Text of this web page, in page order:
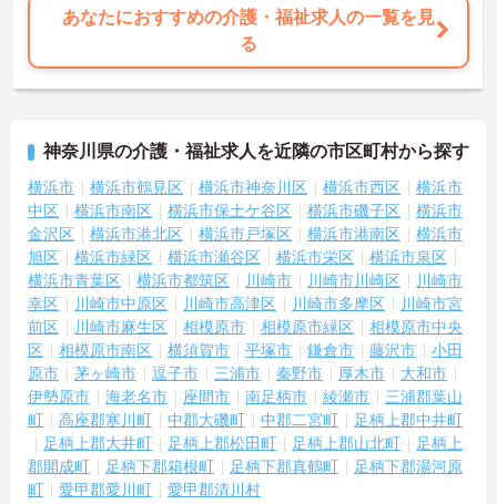
あなたにおすすめの介護・福祉求人の一覧を見
る
神奈川県の介護・福祉求人を近隣の市区町村から探す
横浜市 横浜市鶴見区 横浜市神奈川区 横浜市西区
横浜市
中区
横浜市南区 横浜市保土ケ谷区 横浜市磯子区
横浜市
金沢区
横浜市港北区 横浜市戸塚区 横浜市港南区
横浜市
旭区
横浜市緑区 横浜市瀬谷区 横浜市栄区
横浜市泉区
横浜市青葉区
横浜市都筑区 川崎市 川崎市川崎区
川崎市
幸区
川崎市中原区 川崎市高津区 川崎市多摩区
川崎市宮
前区
川崎市麻生区 相模原市 相模原市緑区
相模原市中央
区
相模原市南区 横須賀市 平塚市 鎌倉市 藤沢市
小田
原市
茅ヶ崎市 逗子市 三浦市 秦野市 厚木市
大和市
伊勢原市
海老名市 座間市 南足柄市 綾瀬市
三浦郡葉山
町
高座郡寒川町 中郡大磯町 中郡二宮町
足柄上郡中井町
足柄上郡大井町
足柄上郡松田町 足柄上郡山北町
足柄上
郡開成町
足柄下郡箱根町 足柄下郡真鶴町
足柄下郡湯河原
町
愛甲郡愛川町 愛甲郡清川村